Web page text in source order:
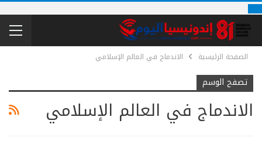
الصفحة الرئيسية الاندماج في العالم الإسلامي
تصفح الوسم
الاندماج في العالم الإسلامي